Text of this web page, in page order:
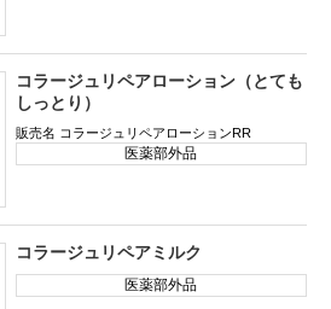
コラージュリペアローション（とても
しっとり）
販売名 コラージュリペアローションRR
医薬部外品
コラージュリペアミルク
医薬部外品